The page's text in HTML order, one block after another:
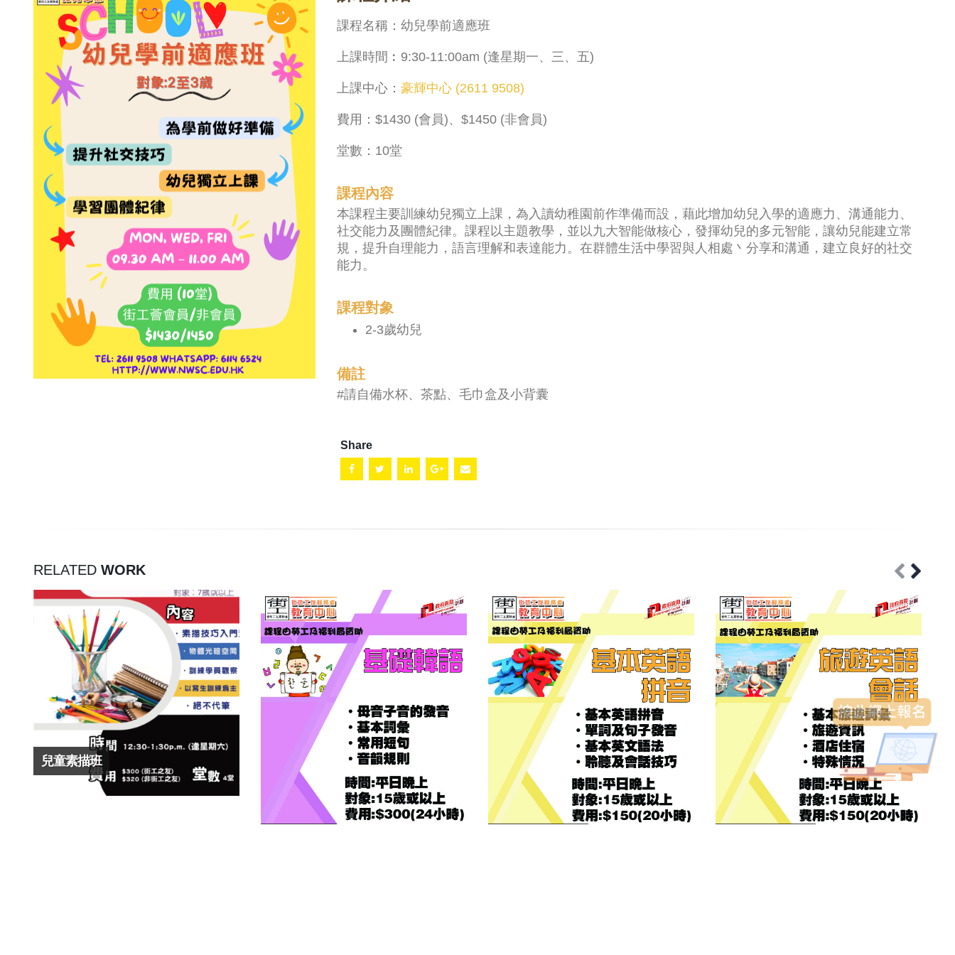
課程名稱：幼兒學前適應班
上課時間︰9:30-11:00am (逢星期一、三、五)
上課中心： 豪輝中心 (2611 9508)
費用：$1430 (會員)、$1450 (非會員)
堂數：10堂
課程內容
本課程主要訓練幼兒獨立上課，為入讀幼稚園前作準備而設，藉此增加幼兒入學的適應力、溝通能力、
社交能力及團體紀律。課程以主題教學，並以九大智能做核心，發揮幼兒的多元智能，讓幼兒能建立常
規，提升自理能力，語言理解和表達能力。在群體生活中學習與人相處丶分享和溝通，建立良好的社交
能力。
課程對象
2-3歲幼兒
備註
#請自備水杯、茶點、毛巾盒及小背囊
Share
RELATED WORK
兒童素描班